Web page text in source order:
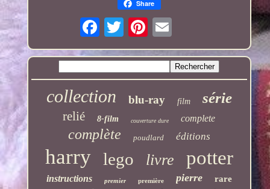
Share
collection blu-ray film série
relié 8-film couverture dure complete
complète poudlard éditions
harry lego livre potter
instructions premier première pierre rare